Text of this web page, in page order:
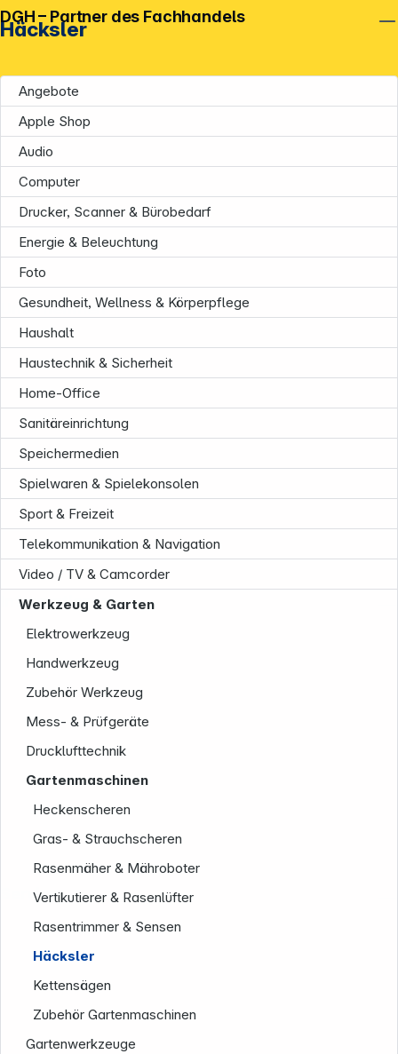
Häcksler
Angebote
Apple Shop
Audio
Computer
Drucker, Scanner & Bürobedarf
Energie & Beleuchtung
Foto
Gesundheit, Wellness & Körperpflege
Haushalt
Haustechnik & Sicherheit
Home-Office
Sanitäreinrichtung
Speichermedien
Spielwaren & Spielekonsolen
Sport & Freizeit
Telekommunikation & Navigation
Video / TV & Camcorder
Werkzeug & Garten
Elektrowerkzeug
Handwerkzeug
Zubehör Werkzeug
Mess- & Prüfgeräte
Drucklufttechnik
Gartenmaschinen
Heckenscheren
Gras- & Strauchscheren
Rasenmäher & Mähroboter
Vertikutierer & Rasenlüfter
Rasentrimmer & Sensen
Häcksler
Kettensägen
Zubehör Gartenmaschinen
Gartenwerkzeuge
DGH – Partner des Fachhandels
Unternehmen
Informationen
Service